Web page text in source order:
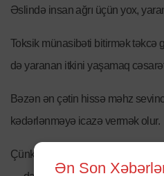
Əslində insan ağrı üçün yox,
Toksik münasibəti bitirmək təkcə
də yaranan itkini yaşamaq
Bəzən ən çətin hissə məhz
kədərlənməyə icazə vermək olur.
Çünki insan yalnız yaşadığı
Ən Son